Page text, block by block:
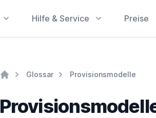
Hilfe & Service Preise
Glossar Provisionsmodelle